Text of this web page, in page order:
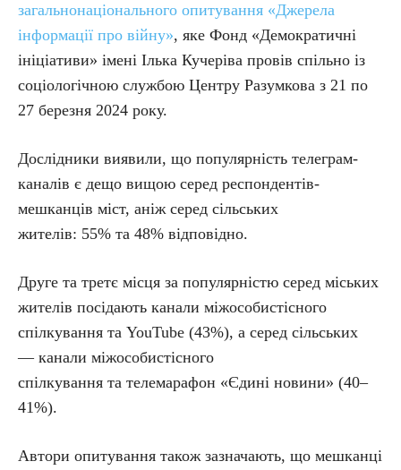
загальнонаціонального опитування «Джерела
інформації про війну», яке Фонд «Демократичні
ініціативи» імені Ілька Кучеріва провів спільно із
соціологічною службою Центру Разумкова з 21 по
27 березня 2024 року.
Дослідники виявили, що популярність телеграм-
каналів є дещо вищою серед респондентів-
мешканців міст, аніж серед сільських
жителів: 55% та 48% відповідно.
Друге та третє місця за популярністю серед міських
жителів посідають канали міжособистісного
спілкування та YouTube (43%), а серед сільських
— канали міжособистісного
спілкування та телемарафон «Єдині новини» (40–
41%).
Автори опитування також зазначають, що мешканці